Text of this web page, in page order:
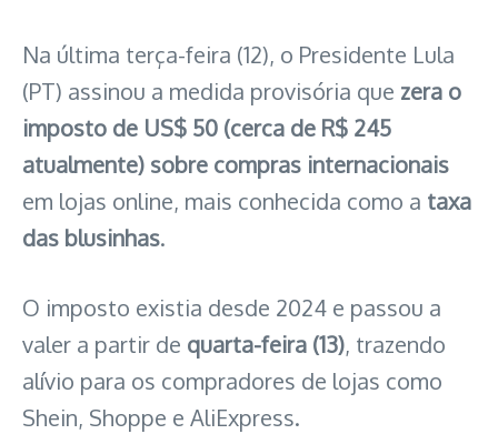
Na última terça-feira (12), o Presidente Lula
(PT) assinou a medida provisória que zera o
imposto de US$ 50 (cerca de R$ 245
atualmente) sobre compras internacionais
em lojas online, mais conhecida como a taxa
das blusinhas.
O imposto existia desde 2024 e passou a
valer a partir de quarta-feira (13), trazendo
alívio para os compradores de lojas como
Shein, Shoppe e AliExpress.